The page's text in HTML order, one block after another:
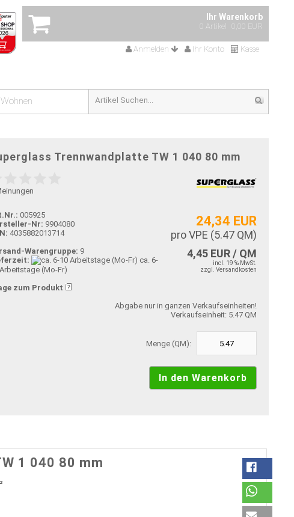
Ihr Warenkorb
0 Artikel 0,00 EUR
Anmelden Ihr Konto Kasse
Trennwandplatte TW 1 040 80 mm
24,34 EUR
pro VPE (5.47 QM)
4,45 EUR / QM
incl. 19 % MwSt.
zzgl. Versandkosten
005925
Nr: 9904080
4035882013714
Warengruppe: 9
ca. 6-
(Mo-Fr)
zum Produkt
Abgabe nur in ganzen Verkaufseinheiten!
Verkaufseinheit: 5.47 QM
Menge (QM):
1 040 80 mm